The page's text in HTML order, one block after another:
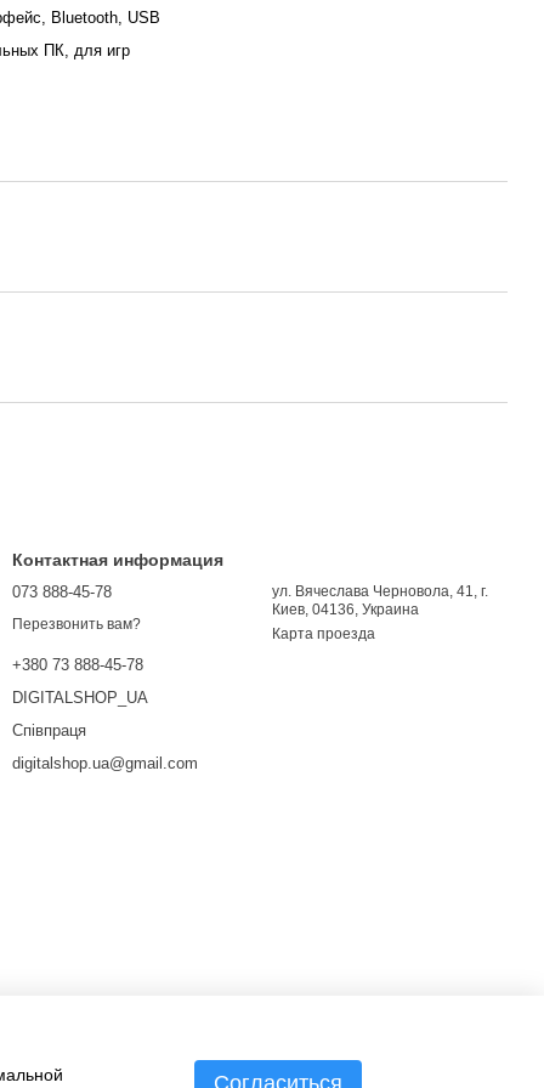
Bluetooth, USB
ПК, для игр
Контактная информация
073 888-45-78
Перезвонить вам?
+380 73 888-45-78
DIGITALSHOP_UA
Співпраця
digitalshop.ua@gmail.com
ул. Вячеслава Черновола, 41, г.
Киев, 04136, Украина
Карта проезда
Согласиться